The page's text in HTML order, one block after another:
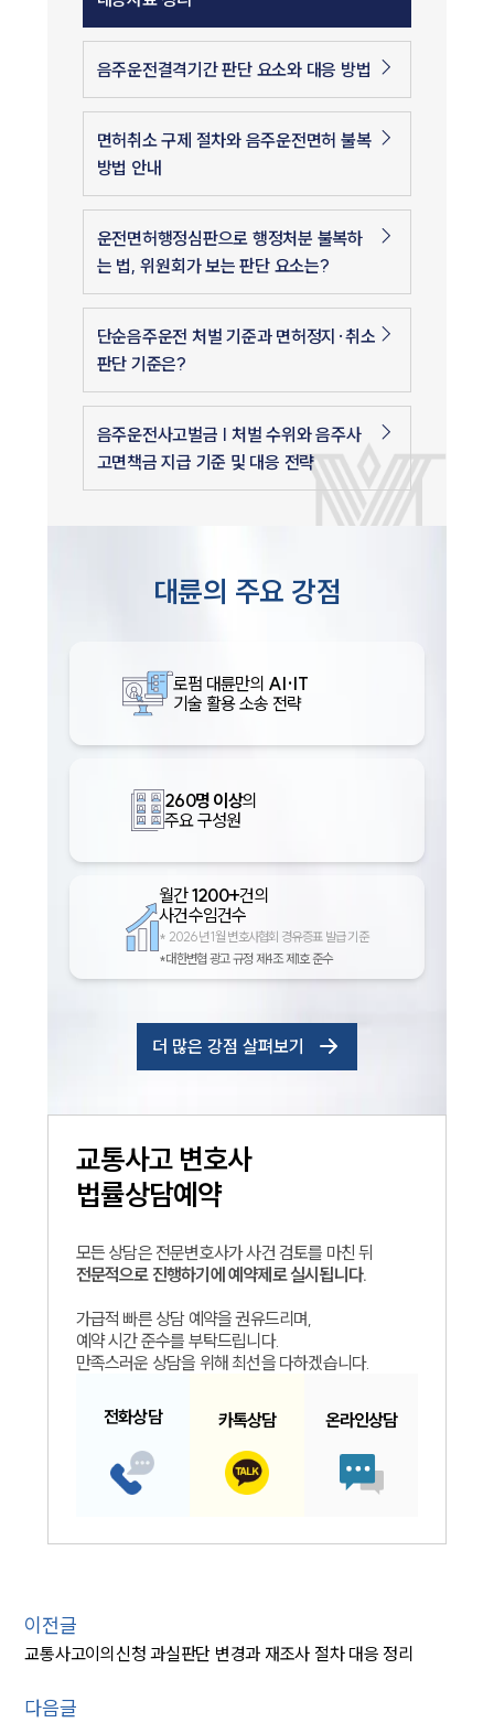
음주운전결격기간 판단 요소와 대응 방법
면허취소 구제 절차와 음주운전면허 불복
방법 안내
운전면허행정심판으로 행정처분 불복하
는 법, 위원회가 보는 판단 요소는?
단순음주운전 처벌 기준과 면허정지·취소
판단 기준은?
음주운전사고벌금 | 처벌 수위와 음주사
고면책금 지급 기준 및 대응 전략
대륜의 주요 강점
로펌 대륜만의 AI·IT
기술 활용 소송 전략
260명 이상의
주요 구성원
월간1200+건의
사건수임건수
* 2026년 1월 변호사협회 경유증표 발급 기준
*대한변협 광고 규정 제4조 제1호 준수
더 많은 강점 살펴보기
교통사고변호사
법률상담예약
모든 상담은 전문변호사가 사건 검토를 마친 뒤
전문적으로 진행하기에 예약제로 실시됩니다.
가급적 빠른 상담 예약을 권유드리며,
예약 시간 준수를 부탁드립니다.
만족스러운 상담을 위해 최선을 다하겠습니다.
전화상담 카톡상담 온라인상담
이전글
교통사고이의신청 과실판단 변경과 재조사 절차 대응 정리
다음글